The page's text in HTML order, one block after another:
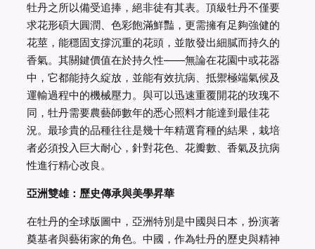
牡丹之所以備受追捧，絕非徒有其表。頂級牡丹不僅要
求花形碩大圓潤、色彩飽滿鮮豔，更需擁有足夠強健的
花莖，能穩固支撐沉重的花頭，並散發出細膩而持久的
香氣。其關鍵價值在於持久性——無論在花園中或花器
中，它都能持久綻放，並能有效抗病、抵禦極端氣候及
運輸過程中的機械壓力。與可以迅速重覆開花的玫瑰不
同，牡丹需要農藝師數年的悉心照料才能達到最佳花
況。最珍貴的品種往往是幾十年精選育種的結果，栽培
者必須投入巨大耐心，針對花色、花瓣數、香氣及抗病
性進行精心改良。
亞洲雙雄：歷史傳承與美學昇華
在牡丹的全球版圖中，亞洲特別是中國與日本，扮演著
奠基者與藝術家的角色。中國，作為牡丹的歷史與精神